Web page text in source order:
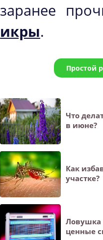
заранее
икры.
Простой
Что
в июне?
Как
участке?
Ловушка
ценные